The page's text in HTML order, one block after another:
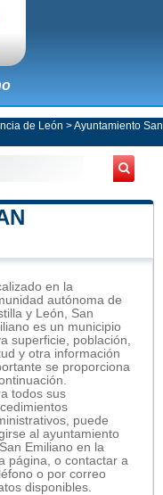
de León >Ayuntamiento San
en la
autónoma de
y León, San
es un municipio
superficie, población,
y otra información
se proporciona
todos sus
puede
al ayuntamiento
Emiliano en la
página, o contactar a
o por correo
disponibles.